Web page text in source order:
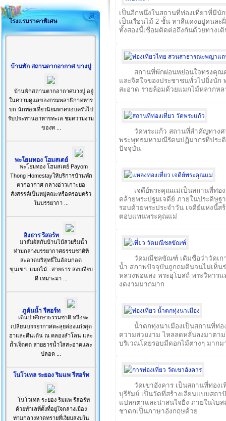
โรงแรมราคาพิเศษ
บ้านพัก สถานตากอากาศ บางปู
บ้านพักสถานตากอากาศบางปู อยู่
ในความดูแลของกรมพลาธิกาทหาร
บก นักท่องเที่ยวนิยมพาครอบครัวไป
รับประทานอาหารทะเล ชมความงาม
ของท ...
พะโยมทอง โฮมสเตย์
พะโยมทอง โฮมสเตย์ Payom
Thong Homestayให้บริการบ้านพัก
ตากอากาศ กลางอ่าวเกาะยอ
สังสรรค์เป็นหมู่คณะหรือครอบครัว
ในบรรยากา ...
อิงธาร รีสอร์ท
มาสัมผัสกับบ้านไม้สวยริมน้ำ
ท่ามกลางบรรยากาศธรรมชาติที่
สะอาดบริสุทธิ์ในอ้อมกอด
ขุนเขา..แมกไม้...สายธาร สงบเงียบ
ดี เหมาะมา ...
ภูต้นน้ำ รีสอร์ท
เดินป่าศึกษาธรรมชาติ หรือจะ
เปลี่ยนบรรยากาศตะลุยล่องแก่งสุด
ฮาและตื่นเต้น ณ คลองลำโลน และ
ถ้ำเจ็ดคต สายธารน้ำใสสะอาดและ
ปลอด ...
โนโวเทล ระยอง ริมแพ รีสอร์ท
โนโวเทล ระยอง ริมแพ รีสอร์ท
ด้วยทำเลที่ตั้งที่อยู่ใจกลางเมือง
ท่ามกลางหาดทรายที่เงียบสงบใน
เป็นอีกหนึ่งในสถานที่ท่องเที่ยวที่มีนั
เป็นเรือนไม้ 2 ชั้น ทาสีแดงอยู่คนล
ทั้งสองนี้เชื่อมติดต่อถึงกันด้วยทาง
สถานที่พักผ่อนหย่อนใจทรงคุณ
และจิตใจของประชาชนทั่วไปยิ่งนัก
สะอาด รายล้อมด้วยแมกไม้หลากห
วัดพระแก้ว สถานที่สำคัญทาง
พระพุทธมหามณีรัตนปฏิมากรที่ประ
ปัจจุบัน
เจดีย์พระคุณแม่เป็นสถานที่ท่อ
คล้ายพระปฐมเจดีย์ ภายในประดิษ
รอบด้วยพระประจำวัน เจดีย์แห่งนี้ส
ตอบแทนพระคุณแม่
วัดมณีชลขัณฑ์ เดิมชื่อว่าวัดเกา
น้ำ สภาพปัจจุบันถูกถมดินจนไม่เห็น
หลวงพ่อแสง พระอุโบสถ์ พระวิหาร
งดงามมากมาก
น้ำตกทุ่งนาเมืองเป็นสถานที่ท่
ความสวยงาม ไหลลดหลั่นลงมาตา
บริเวณโดยรอบมีดอกไม้ต่างๆ มาก
วัดเขาอังคาร เป็นสถานที่ท่อง
บุรีรัมย์ เป็นวัดที่สร้างเลียนแบบสถ
แปลกตาและน่าสนใจยิ่ง ภายในโบ
ชาดกเป็นภาษาอังกฤษด้วย